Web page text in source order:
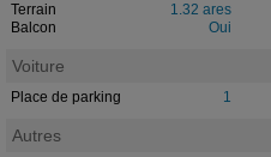
Terrain 1.32 ares
Balcon
Oui
Voiture
Place de parking 1
Autres